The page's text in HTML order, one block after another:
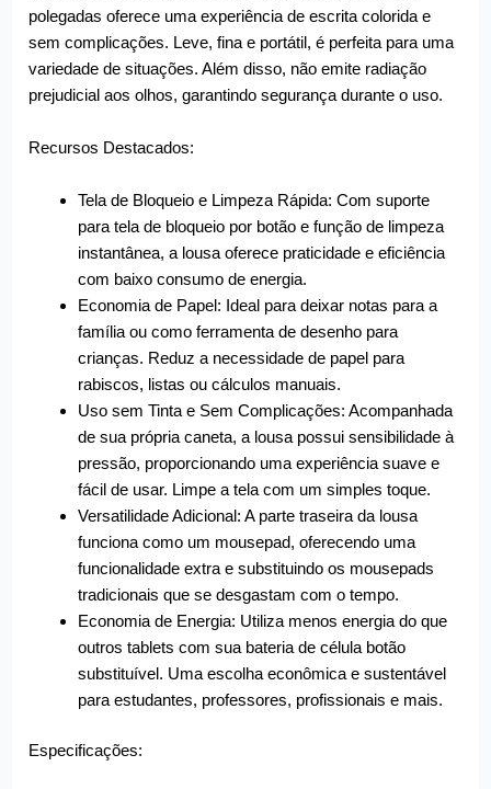
polegadas oferece uma experiência de escrita colorida e
sem complicações. Leve, fina e portátil, é perfeita para uma
variedade de situações. Além disso, não emite radiação
prejudicial aos olhos, garantindo segurança durante o uso.
Recursos Destacados:
Tela de Bloqueio e Limpeza Rápida: Com suporte
para tela de bloqueio por botão e função de limpeza
instantânea, a lousa oferece praticidade e eficiência
com baixo consumo de energia.
Economia de Papel: Ideal para deixar notas para a
família ou como ferramenta de desenho para
crianças. Reduz a necessidade de papel para
rabiscos, listas ou cálculos manuais.
Uso sem Tinta e Sem Complicações: Acompanhada
de sua própria caneta, a lousa possui sensibilidade à
pressão, proporcionando uma experiência suave e
fácil de usar. Limpe a tela com um simples toque.
Versatilidade Adicional: A parte traseira da lousa
funciona como um mousepad, oferecendo uma
funcionalidade extra e substituindo os mousepads
tradicionais que se desgastam com o tempo.
Economia de Energia: Utiliza menos energia do que
outros tablets com sua bateria de célula botão
substituível. Uma escolha econômica e sustentável
para estudantes, professores, profissionais e mais.
Especificações: